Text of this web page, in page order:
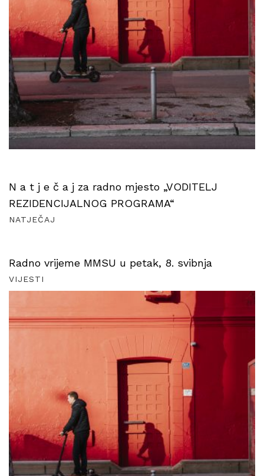
N a t j e č a j za radno mjesto „VODITELJ
REZIDENCIJALNOG PROGRAMA“
NATJEČAJ
Radno vrijeme MMSU u petak, 8. svibnja
VIJESTI